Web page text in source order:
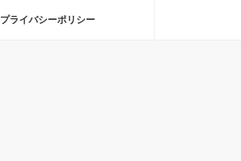
プライバシーポリシー